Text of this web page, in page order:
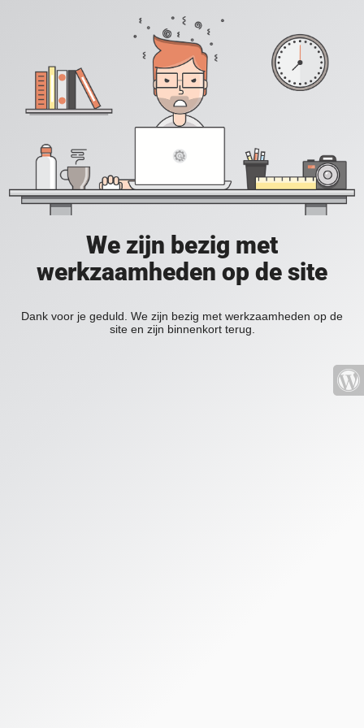
We zijn bezig met
werkzaamheden op de site
Dank voor je geduld. We zijn bezig met werkzaamheden op de
site en zijn binnenkort terug.